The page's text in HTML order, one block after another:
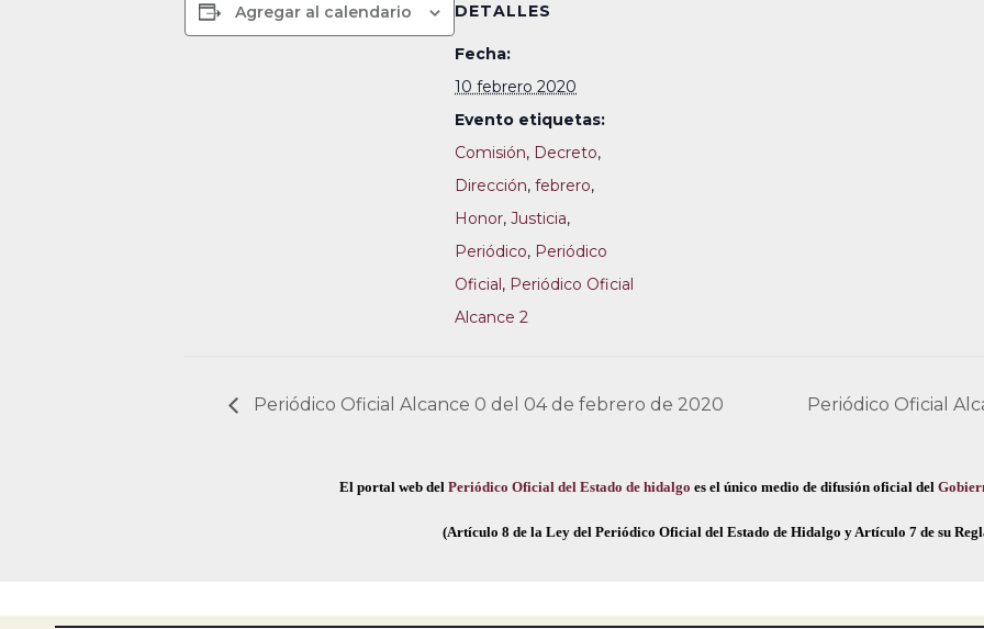
Agregar al calendario DETALLES
Fecha:
10 febrero 2020
Evento etiquetas:
Comisión, Decreto,
Dirección, febrero,
Honor, Justicia,
Periódico, Periódico
Oficial, Periódico Oficial
Alcance 2
Periódico Oficial Alcance 0 del 04 de febrero de 2020 Periódico Oficial
El portal web del Periódico Oficial del Estado de hidalgo es el único medio de difusión oficial del
(Artículo 8 de la Ley del Periódico Oficial del Estado de Hidalgo y Artículo 7 de su